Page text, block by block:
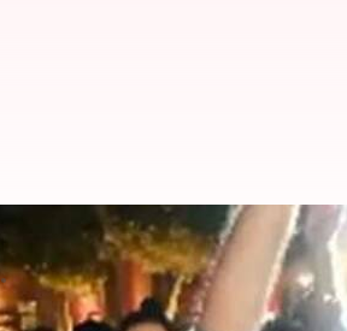
ने लगाए आजादी के
06:09 pm